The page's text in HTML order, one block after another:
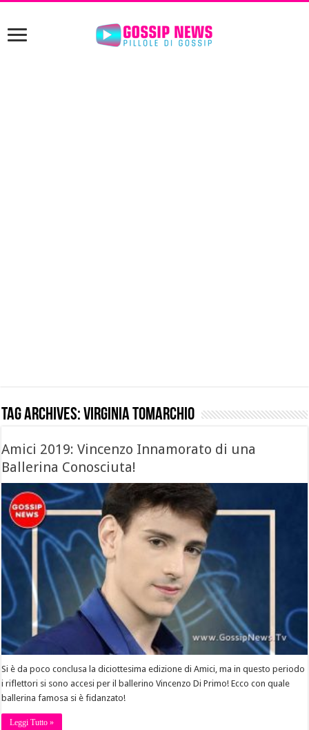
Tag Archives:virginia tomarchio
Amici 2019: Vincenzo Innamorato di una
Ballerina Conosciuta!
Si è da poco conclusa la diciottesima edizione di Amici, ma in questo periodo
i riflettori si sono accesi per il ballerino Vincenzo Di Primo! Ecco con quale
ballerina famosa si è fidanzato!
Leggi Tutto »